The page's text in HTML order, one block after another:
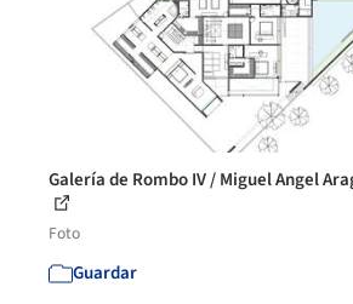
Galería de Rombo IV / Miguel Angel
Foto
Guardar